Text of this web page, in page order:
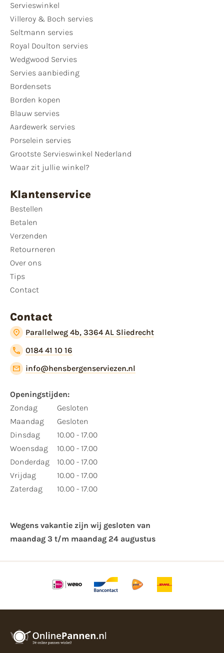
Servieswinkel
Villeroy & Boch servies
Seltmann servies
Royal Doulton servies
Wedgwood Servies
Servies aanbieding
Bordensets
Borden kopen
Blauw servies
Aardewerk servies
Porselein servies
Grootste Servieswinkel Nederland
Waar zit jullie winkel?
Klantenservice
Bestellen
Betalen
Verzenden
Retourneren
Over ons
Tips
Contact
Contact
Parallelweg 4b, 3364 AL Sliedrecht
0184 41 10 16
info@hensbergenserviezen.nl
Openingstijden:
Zondag
Maandag
Dinsdag
Woensdag
Donderdag
Vrijdag
Zaterdag
Gesloten
Gesloten
10.00 - 17.00
10.00 - 17.00
10.00 - 17.00
10.00 - 17.00
10.00 - 17.00
Wegens vakantie zijn wij gesloten van ​
maandag 3 t/m maandag 24 augustus